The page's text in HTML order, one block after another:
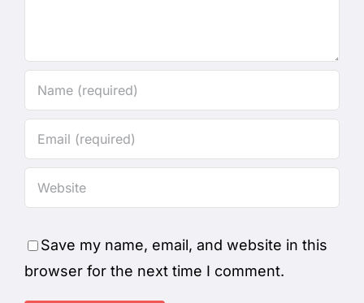
Save my name, email, and website in this
browser for the next time I comment.